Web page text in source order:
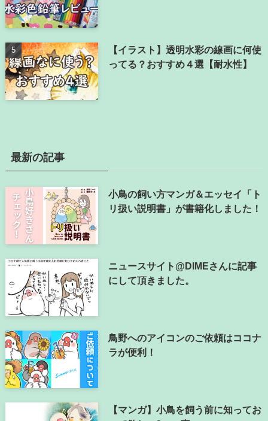
【イラスト】透明水彩の線画に何使
ってる？おすすめ４選【耐水性】
最新の記事
小鳥の飼い方マンガ＆エッセイ「ト
リ扱い説明書」が書籍化しました！
ニュースサイト@DIMEさんに記事
にして頂きました。
鳥野へのアイコンのご依頼はココナ
ラが便利！
【マンガ】小鳥を飼う前に知ってお